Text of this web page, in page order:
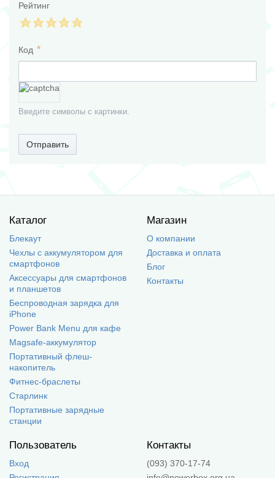
Рейтинг
Код
Введите символы с картинки.
Отправить
Каталог
Блекаут
Чехлы с аккумулятором для
смартфонов
Аксессуары для смартфонов
и планшетов
Беспроводная зарядка для
iPhone
Power Bank Menu для кафе
Magsafe-аккумулятор
Портативный флеш-
накопитель
Фитнес-браслеты
Старлинк
Портативные зарядные
станции
Магазин
О компании
Доставка и оплата
Блог
Контакты
Пользователь
Вход
Контакты
(093) 370-17-74